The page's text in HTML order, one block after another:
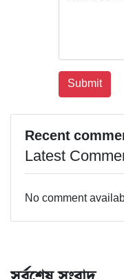
Recent
Latest
No comment